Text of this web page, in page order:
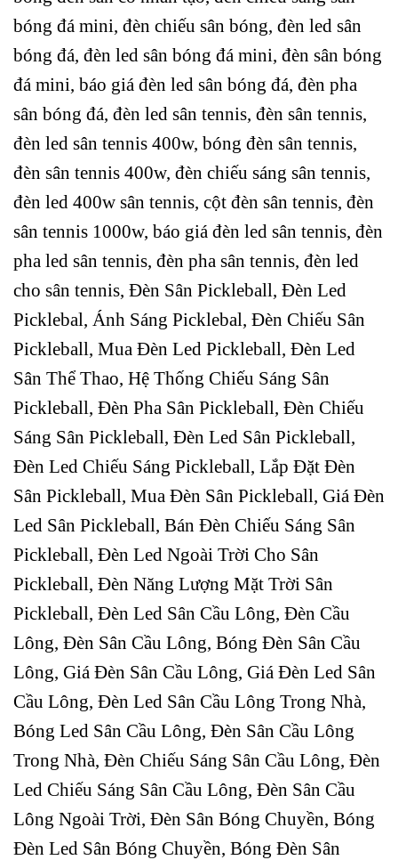
bóng đá mini, đèn chiếu sân bóng, đèn led sân
bóng đá, đèn led sân bóng đá mini, đèn sân bóng
đá mini, báo giá đèn led sân bóng đá, đèn pha
sân bóng đá, đèn led sân tennis, đèn sân tennis,
đèn led sân tennis 400w, bóng đèn sân tennis,
đèn sân tennis 400w, đèn chiếu sáng sân tennis,
đèn led 400w sân tennis, cột đèn sân tennis, đèn
sân tennis 1000w, báo giá đèn led sân tennis, đèn
pha led sân tennis, đèn pha sân tennis, đèn led
cho sân tennis, Đèn Sân Pickleball, Đèn Led
Picklebal, Ánh Sáng Picklebal, Đèn Chiếu Sân
Pickleball, Mua Đèn Led Pickleball, Đèn Led
Sân Thể Thao, Hệ Thống Chiếu Sáng Sân
Pickleball, Đèn Pha Sân Pickleball, Đèn Chiếu
Sáng Sân Pickleball, Đèn Led Sân Pickleball,
Đèn Led Chiếu Sáng Pickleball, Lắp Đặt Đèn
Sân Pickleball, Mua Đèn Sân Pickleball, Giá Đèn
Led Sân Pickleball, Bán Đèn Chiếu Sáng Sân
Pickleball, Đèn Led Ngoài Trời Cho Sân
Pickleball, Đèn Năng Lượng Mặt Trời Sân
Pickleball, Đèn Led Sân Cầu Lông, Đèn Cầu
Lông, Đèn Sân Cầu Lông, Bóng Đèn Sân Cầu
Lông, Giá Đèn Sân Cầu Lông, Giá Đèn Led Sân
Cầu Lông, Đèn Led Sân Cầu Lông Trong Nhà,
Bóng Led Sân Cầu Lông, Đèn Sân Cầu Lông
Trong Nhà, Đèn Chiếu Sáng Sân Cầu Lông, Đèn
Led Chiếu Sáng Sân Cầu Lông, Đèn Sân Cầu
Lông Ngoài Trời, Đèn Sân Bóng Chuyền, Bóng
Đèn Led Sân Bóng Chuyền, Bóng Đèn Sân